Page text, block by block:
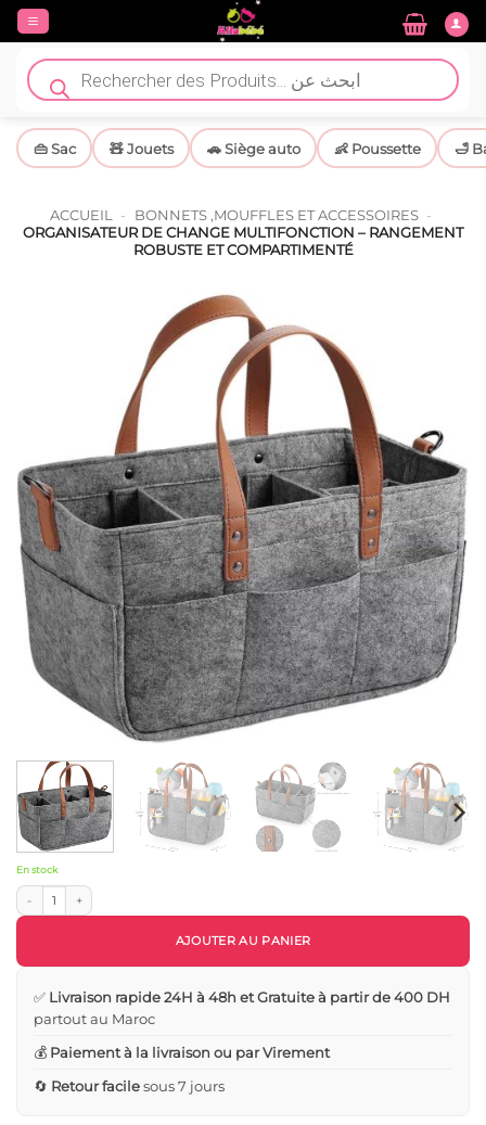
Passer
contenu
Recherche
de
produits
👜 Sac 🧸 Jouets 🚗 Siège auto 👶 Poussette 🛁
ACCUEIL - BONNETS ,MOUFFLES ET ACCESSOIRES -
ORGANISATEUR DE CHANGE MULTIFONCTION – RANGEMENT
ROBUSTE ET COMPARTIMENTÉ
En stock
quantité de Organisateur de Change Multifonction – Rangement Robuste et
AJOUTER AU PANIER
✅ Livraison rapide 24H à 48h et Gratuite à partir de 400 DH
partout au Maroc
💰 Paiement à la livraison ou par Virement
🔄 Retour facilesous 7 jours